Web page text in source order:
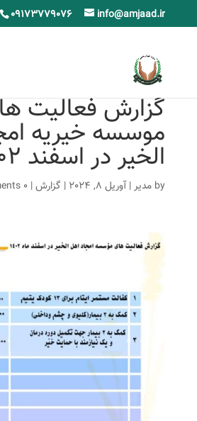
09173779076 info@amjaad.ir
گزارش فعالیت
موسسه خیریه
الخیر در اسفند 1402
by مدیر|آوریل 8, 2024 | گزارش|
0 comments